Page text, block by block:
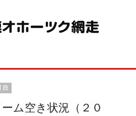
ム空き状況（２０